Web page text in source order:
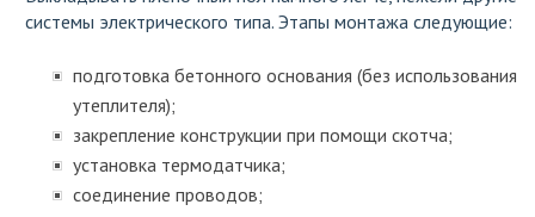
системы электрического типа. Этапы монтажа следующие:
подготовка бетонного основания (без использования
утеплителя);
закрепление конструкции при помощи скотча;
установка термодатчика;
соединение проводов;